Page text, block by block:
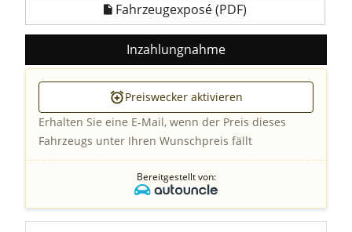
Fahrzeugexposé (PDF)
Inzahlungnahme
Preiswecker aktivieren
Erhalten Sie eine E-Mail, wenn der Preis dieses
Fahrzeugs unter Ihren Wunschpreis fällt
Bereitgestellt von: